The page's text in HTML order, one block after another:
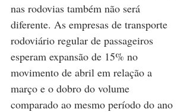
nas rodovias também não será
diferente. As empresas de transporte
rodoviário regular de passageiros
esperam expansão de 15% no
movimento de abril em relação a
março e o dobro do volume
comparado ao mesmo período do ano